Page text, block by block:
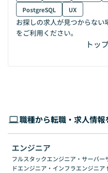
PostgreSQL
UX
お探しの求人が見つからな
をご利用ください。
トッ
職種から転職・求人情報
エンジニア
フルスタックエンジニア・サーバ
ドエンジニア・インフラエンジニア